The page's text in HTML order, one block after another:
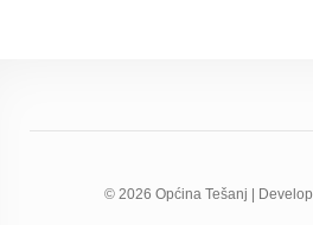
© 2026 Općina Tešanj |